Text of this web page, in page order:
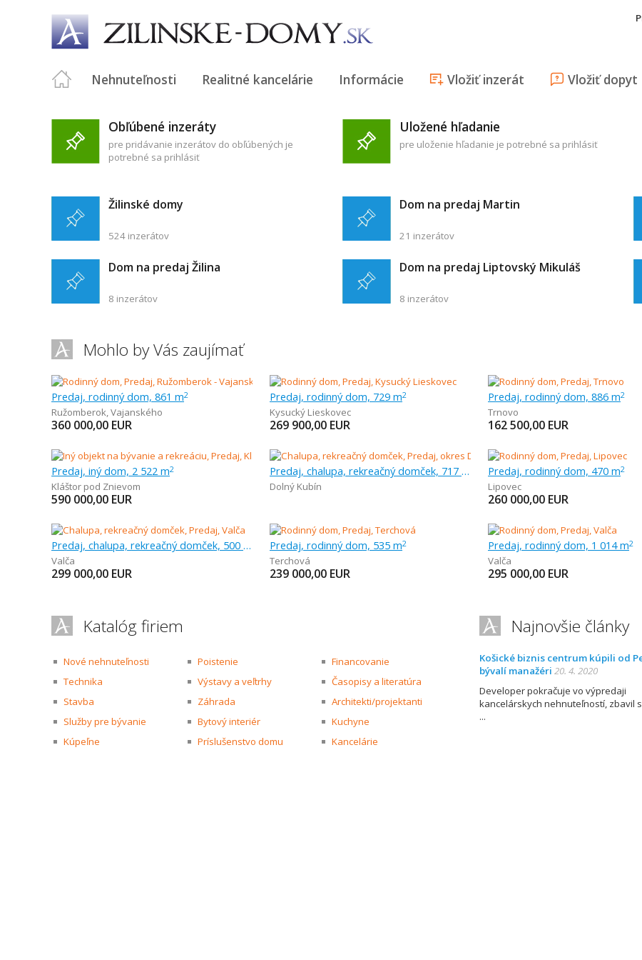
Nehnuteľnosti Realitné kancelárie Informácie Vložiť inzerát Vložiť dopyt
Obľúbené inzeráty
pre pridávanie inzerátov do obľúbených je
potrebné sa prihlásiť
Uložené hľadanie
pre uloženie hľadanie je potrebné sa prihlásiť
Žilinské domy
524 inzerátov
Dom na predaj Martin
21 inzerátov
Dom na predaj Žilina
8 inzerátov
Dom na predaj Liptovský Mikuláš
8 inzerátov
Mohlo by Vás zaujímať
Predaj, rodinný dom, 861 m2
Ružomberok,Vajanského
360 000,00 EUR
Predaj, rodinný dom, 729 m2
Kysucký Lieskovec
269 900,00 EUR
Predaj, rodinný dom, 886 m2
Trnovo
162 500,00 EUR
Predaj, iný dom, 2 522 m2
Kláštor pod Znievom
590 000,00 EUR
Predaj, chalupa, rekreačný domček, 717 m
Dolný Kubín
Predaj, rodinný dom, 470 m2
Lipovec
260 000,00 EUR
Predaj, chalupa, rekreačný domček, 500 m
Valča
299 000,00 EUR
Predaj, rodinný dom, 535 m2
Terchová
239 000,00 EUR
Predaj, rodinný dom, 1 014 m2
Valča
295 000,00 EUR
Katalóg firiem
Nové nehnuteľnosti Poistenie
Financovanie
Technika
Výstavy a veľtrhy
Časopisy a literatúra
Stavba
Záhrada
Architekti/projektanti
Služby pre bývanie
Bytový interiér
Kuchyne
Kúpeľne
Príslušenstvo domu Kancelárie
Najnovšie články
Košické biznis centrum kúpili od
bývalí manažéri 20. 4. 2020
Developer pokračuje vo výpredaji
kancelárskych nehnuteľností, zbavil